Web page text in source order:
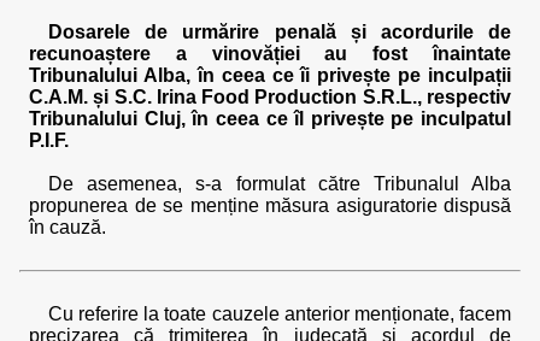
Dosarele de urmărire penală și acordurile de
recunoaștere a vinovăției au fost înaintate
Tribunalului Alba, în ceea ce îi privește pe inculpații
C.A.M. și S.C. Irina Food Production S.R.L., respectiv
Tribunalului Cluj, în ceea ce îl privește pe inculpatul
P.I.F.
De asemenea, s-a formulat către Tribunalul Alba
propunerea de se menține măsura asiguratorie dispusă
în cauză.
Cu referire la toate cauzele anterior menționate, facem
precizarea că trimiterea în judecată și acordul de